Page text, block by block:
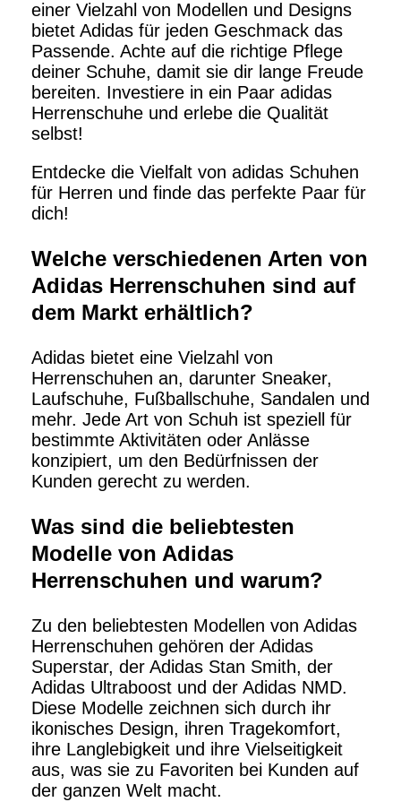
einer Vielzahl von Modellen und Designs
bietet Adidas für jeden Geschmack das
Passende. Achte auf die richtige Pflege
deiner Schuhe, damit sie dir lange Freude
bereiten. Investiere in ein Paar adidas
Herrenschuhe und erlebe die Qualität
selbst!
Entdecke die Vielfalt von adidas Schuhen
für Herren und finde das perfekte Paar für
dich!
Welche verschiedenen Arten von
Adidas Herrenschuhen sind auf
dem Markt erhältlich?
Adidas bietet eine Vielzahl von
Herrenschuhen an, darunter Sneaker,
Laufschuhe, Fußballschuhe, Sandalen und
mehr. Jede Art von Schuh ist speziell für
bestimmte Aktivitäten oder Anlässe
konzipiert, um den Bedürfnissen der
Kunden gerecht zu werden.
Was sind die beliebtesten
Modelle von Adidas
Herrenschuhen und warum?
Zu den beliebtesten Modellen von Adidas
Herrenschuhen gehören der Adidas
Superstar, der Adidas Stan Smith, der
Adidas Ultraboost und der Adidas NMD.
Diese Modelle zeichnen sich durch ihr
ikonisches Design, ihren Tragekomfort,
ihre Langlebigkeit und ihre Vielseitigkeit
aus, was sie zu Favoriten bei Kunden auf
der ganzen Welt macht.